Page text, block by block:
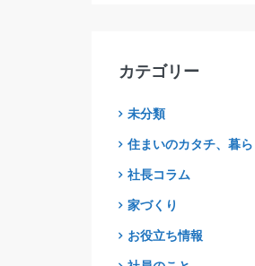
カテゴリー
未分類
住まいのカタチ、暮ら
社長コラム
家づくり
お役立ち情報